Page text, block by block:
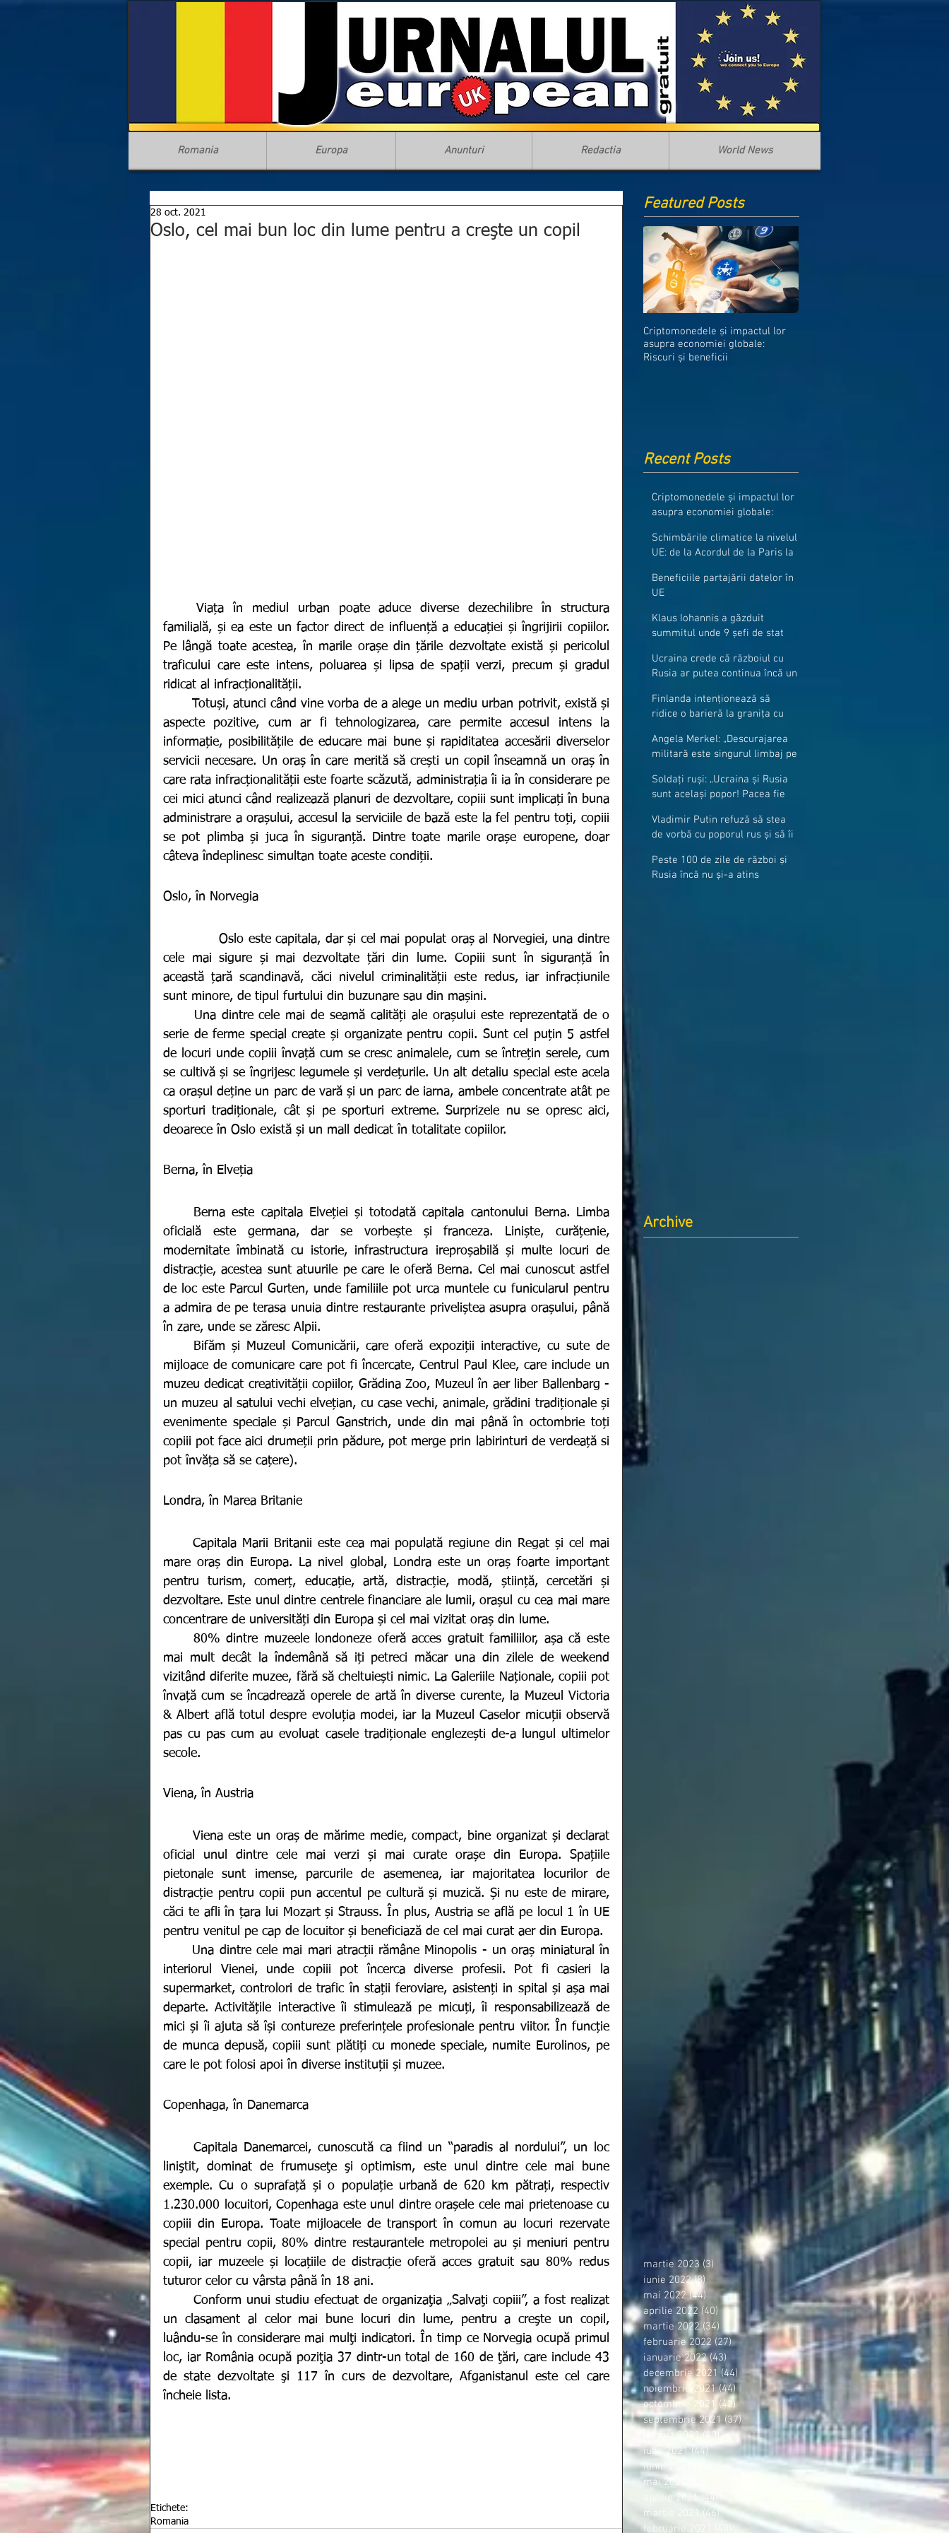
Romania Europa Anunturi Redactia World News
Oslo, cel mai bun loc din lume pentru a creşte un copil
28 oct. 2021
familială, și ea este un factor direct de influență a educației și îngrijirii copiilor.
Pe lângă toate acestea, în marile orașe din țările dezvoltate există și pericolul
traficului care este intens, poluarea și lipsa de spații verzi, precum și gradul
ridicat al infracționalității.
aspecte pozitive, cum ar fi tehnologizarea, care permite accesul intens la
informație, posibilitățile de educare mai bune și rapiditatea accesării diverselor
servicii necesare. Un oraș în care merită să crești un copil înseamnă un oraș în
care rata infracționalității este foarte scăzută, administrația îi ia în considerare pe
cei mici atunci când realizează planuri de dezvoltare, copiii sunt implicați în buna
administrare a orașului, accesul la serviciile de bază este la fel pentru toți, copiii
se pot plimba și juca în siguranță. Dintre toate marile orașe europene, doar
câteva îndeplinesc simultan toate aceste condiții.
Oslo, în Norvegia
cele mai sigure și mai dezvoltate țări din lume. Copiii sunt în siguranță în
această țară scandinavă, căci nivelul criminalității este redus, iar infracțiunile
sunt minore, de tipul furtului din buzunare sau din mașini.
serie de ferme special create și organizate pentru copii. Sunt cel puțin 5 astfel
de locuri unde copiii învață cum se cresc animalele, cum se întrețin serele, cum
se cultivă și se îngrijesc legumele și verdețurile. Un alt detaliu special este acela
ca orașul deține un parc de vară și un parc de iarna, ambele concentrate atât pe
sporturi tradiționale, cât și pe sporturi extreme. Surprizele nu se opresc aici,
deoarece în Oslo există și un mall dedicat în totalitate copiilor.
Berna, în Elveția
oficială este germana, dar se vorbește și franceza. Liniște, curățenie,
modernitate îmbinată cu istorie, infrastructura ireproșabilă și multe locuri de
distracție, acestea sunt atuurile pe care le oferă Berna. Cel mai cunoscut astfel
de loc este Parcul Gurten, unde familiile pot urca muntele cu funicularul pentru
a admira de pe terasa unuia dintre restaurante priveliștea asupra orașului, până
în zare, unde se zăresc Alpii.
mijloace de comunicare care pot fi încercate, Centrul Paul Klee, care include un
muzeu dedicat creativității copiilor, Grădina Zoo, Muzeul în aer liber Ballenbarg -
un muzeu al satului vechi elvețian, cu case vechi, animale, grădini tradiționale și
evenimente speciale și Parcul Ganstrich, unde din mai până în octombrie toți
copiii pot face aici drumeții prin pădure, pot merge prin labirinturi de verdeață si
pot învăța să se cațere).
Londra, în Marea Britanie
mare oraș din Europa. La nivel global, Londra este un oraș foarte important
pentru turism, comerț, educație, artă, distracție, modă, știință, cercetări și
dezvoltare. Este unul dintre centrele financiare ale lumii, orașul cu cea mai mare
concentrare de universități din Europa și cel mai vizitat oraș din lume.
mai mult decât la îndemână să iți petreci măcar una din zilele de weekend
vizitând diferite muzee, fără să cheltuiești nimic. La Galeriile Naționale, copiii pot
învață cum se încadrează operele de artă în diverse curente, la Muzeul Victoria
& Albert află totul despre evoluția modei, iar la Muzeul Caselor micuții observă
pas cu pas cum au evoluat casele tradiționale englezești de-a lungul ultimelor
secole.
Viena, în Austria
oficial unul dintre cele mai verzi și mai curate orașe din Europa. Spațiile
pietonale sunt imense, parcurile de asemenea, iar majoritatea locurilor de
distracție pentru copii pun accentul pe cultură și muzică. Și nu este de mirare,
căci te afli în țara lui Mozart și Strauss. În plus, Austria se află pe locul 1 în UE
pentru venitul pe cap de locuitor și beneficiază de cel mai curat aer din Europa.
interiorul Vienei, unde copiii pot încerca diverse profesii. Pot fi casieri la
supermarket, controlori de trafic în stații feroviare, asistenți in spital și așa mai
departe. Activitățile interactive îi stimulează pe micuți, îi responsabilizează de
mici și îi ajuta să își contureze preferințele profesionale pentru viitor. În funcție
de munca depusă, copiii sunt plătiți cu monede speciale, numite Eurolinos, pe
care le pot folosi apoi în diverse instituții și muzee.
Copenhaga, în Danemarca
liniştit, dominat de frumuseţe şi optimism, este unul dintre cele mai bune
exemple. Cu o suprafață și o populație urbană de 620 km pătrați, respectiv
1.230.000 locuitori, Copenhaga este unul dintre orașele cele mai prietenoase cu
copiii din Europa. Toate mijloacele de transport în comun au locuri rezervate
special pentru copii, 80% dintre restaurantele metropolei au și meniuri pentru
copii, iar muzeele și locațiile de distracție oferă acces gratuit sau 80% redus
tuturor celor cu vârsta până în 18 ani.
un clasament al celor mai bune locuri din lume, pentru a creşte un copil,
luându-se în considerare mai mulţi indicatori. În timp ce Norvegia ocupă primul
loc, iar România ocupă poziţia 37 dintr-un total de 160 de ţări, care include 43
de state dezvoltate şi 117 în curs de dezvoltare, Afganistanul este cel care
încheie lista.
Etichete:
Romania
Featured Posts
Criptomonedele și impactul lor
asupra economiei globale:
Riscuri și beneficii
Recent Posts
Criptomonedele și impactul lor
asupra economiei globale:
Schimbările climatice la nivelul
UE: de la Acordul de la Paris la
Beneficiile partajării datelor în
UE
Klaus Iohannis a găzduit
summitul unde 9 șefi de stat
granițe
Ucraina crede că războiul cu
Rusia ar putea continua încă un
Finlanda intenționează să
ridice o barieră la granița cu
Angela Merkel: „Descurajarea
militară este singurul limbaj pe
Soldați ruși: „Ucraina și Rusia
sunt același popor! Pacea fie
Vladimir Putin refuză să stea
de vorbă cu poporul rus și să îi
Peste 100 de zile de război și
Rusia încă nu și-a atins
Archive
martie 2023 (3) 3 postări
iunie 2022 (8)8 postări
mai 2022 (44) 44 postări
aprilie 2022 (40) 40 postări
martie 2022 (34) 34 postări
februarie 2022 (27)27 postări
ianuarie 2022 (43) 43 postări
decembrie 2021 (44) 44 postări
noiembrie 2021 (44)44 postări
octombrie 2021 (42)42 postări
septembrie 2021 (37)37 postări
august 2021 (40)
40 postări
iulie 2021 (44)44 postări
iunie 2021
mai 2021
aprilie 2021
(44)44 postări
martie 2021
(46)46 postări
februarie 2021
40 postări